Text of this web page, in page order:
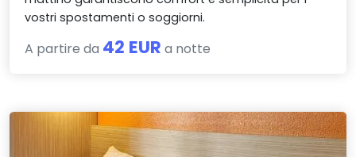
vostri spostamenti o soggiorni.
A partire da 42 EUR a notte